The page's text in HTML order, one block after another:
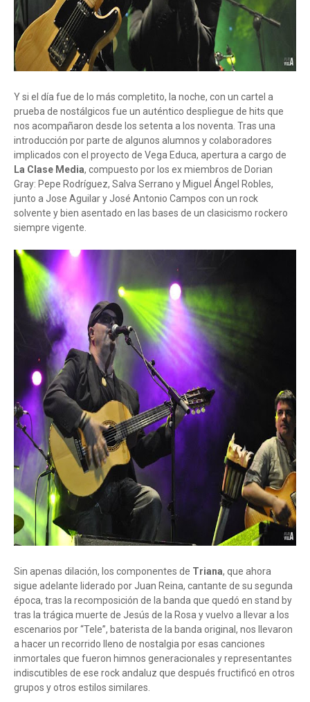
Y si el día fue de lo más completito, la noche, con un cartel a
prueba de nostálgicos fue un auténtico despliegue de hits que
nos acompañaron desde los setenta a los noventa. Tras una
introducción por parte de algunos alumnos y colaboradores
implicados con el proyecto de Vega Educa, apertura a cargo de
La Clase Media, compuesto por los ex miembros de Dorian
Gray: Pepe Rodríguez, Salva Serrano y Miguel Ángel Robles,
junto a Jose Aguilar y José Antonio Campos con un rock
solvente y bien asentado en las bases de un clasicismo rockero
siempre vigente.
Sin apenas dilación, los componentes de Triana, que ahora
sigue adelante liderado por Juan Reina, cantante de su segunda
época, tras la recomposición de la banda que quedó en stand by
tras la trágica muerte de Jesús de la Rosa y vuelvo a llevar a los
escenarios por “Tele”, baterista de la banda original, nos llevaron
a hacer un recorrido lleno de nostalgia por esas canciones
inmortales que fueron himnos generacionales y representantes
indiscutibles de ese rock andaluz que después fructificó en otros
grupos y otros estilos similares.